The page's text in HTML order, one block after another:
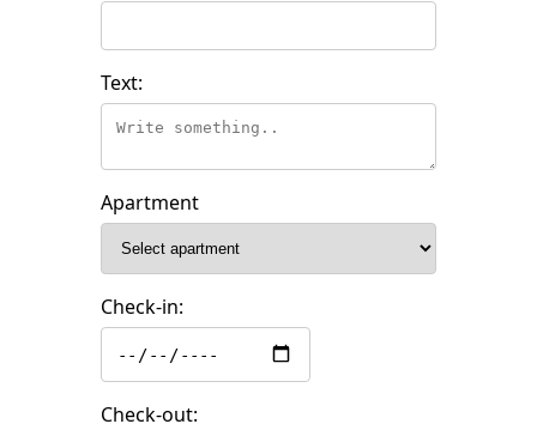
Text:
Apartment
Check-in:
Check-out: